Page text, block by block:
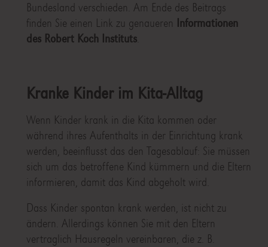
Bundesland verschieden. Am Ende des Beitrags
finden Sie einen Link zu genaueren
Informationen
des Robert Koch Instituts.
Kranke Kinder im Kita-Alltag
Wenn Kinder krank in die Kita kommen oder
während ihres Aufenthalts in der Einrichtung krank
werden, beeinflusst das den Tagesablauf: Sie müssen
sich um das betroffene Kind kümmern und die Eltern
informieren, damit das Kind abgeholt wird.
Dass Kinder spontan krank werden, ist nicht zu
ändern. Allerdings können Sie mit den Eltern
vertraglich Hausregeln vereinbaren, die z. B.